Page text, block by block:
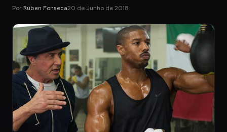
Por Rúben Fonseca20 de Junho de 2018